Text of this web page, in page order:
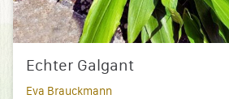
Echter Galgant
Eva Brauckmann